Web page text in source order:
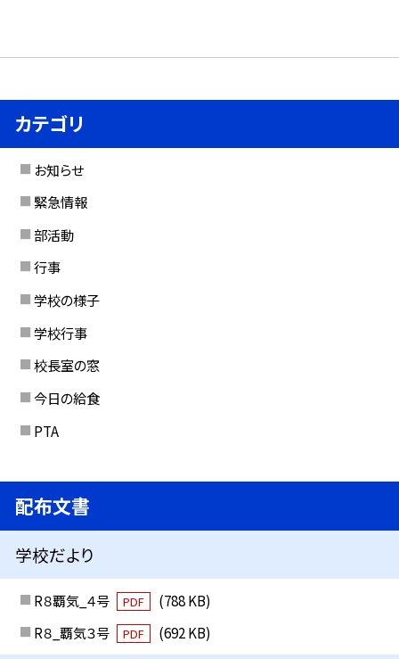
カテゴリ
お知らせ
緊急情報
部活動
行事
学校の様子
学校行事
校長室の窓
今日の給食
PTA
配布文書
学校だより
R８覇気_４号 PDF
(788 KB)
R８_覇気３号
PDF (692 KB)